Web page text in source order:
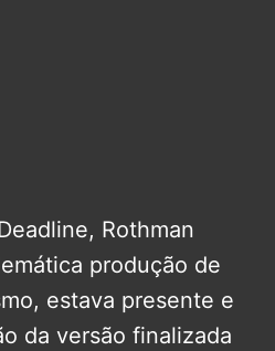
Rothman
produção de
estava presente e
da versão finalizada